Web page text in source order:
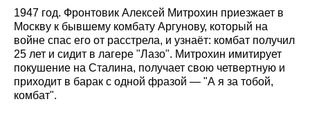
1947 год. Фронтовик Алексей Митрохин приезжает в
Москву к бывшему комбату Аргунову, который на
войне спас его от расстрела, и узнаёт: комбат получил
25 лет и сидит в лагере "Лазо". Митрохин имитирует
покушение на Сталина, получает свою четвертную и
приходит в барак с одной фразой — "А я за тобой,
комбат".